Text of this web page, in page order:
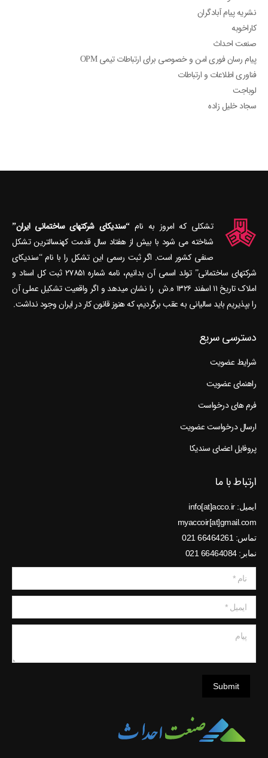
نشریه پیام آبادگران
کاراخوبه
صنعت احداث
پیام رسان فوری امن و خصوصی برای ارتباطات تیمی OPM
فناوری اطلاعات و ارتباطات
لوباجت
سجاد خلیل زاده
تشکلی که امروز به نام“سندیکای شرکتهای ساختمانی ایران”
شناخته می‎ شود با بیش از هفتاد سال قدمت کهنسال‎ترین تشکل
صنفی کشور است. اگر ثبت رسمی این تشکل را با نام “سندیکای
شرکتهای ساختمانی” تولد اسمی آن بدانیم، نامه شماره ۲۷۸۵۱ ثبت کل اسناد و
املاک تاریخ ۱۱ اسفند ۱۳۲۶ ه.ش را نشان می‎دهد و اگر واقعیت تشکیل عملی آن
را بپذیریم باید سالیانی به عقب برگردیم، که هنوز قانون کار در ایران وجود نداشت.
دسترسی سریع
شرایط عضویت
راهنمای عضویت
فرم های درخواست
ارسال درخواست عضویت
پروفایل اعضای سندیکا
ارتباط با ما
ایمیل: info[at]acco.ir
myaccoir[at]gmail.com
تماس: 66464261 021
نمابر: 66464084 021
نام *
ایمیل *
Submit